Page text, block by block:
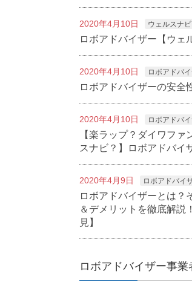
2020年4月10日 ウェルスナビ
ロボアドバイザー【ウェ
2020年4月10日 ロボアドバ
ロボアドバイザーの安全
2020年4月10日 ロボアドバ
【楽ラップ？ダイワファ
スナビ？】ロボアドバイ
2020年4月9日 ロボアドバイ
ロボアドバイザーとは？
＆デメリットを徹底解説
見】
ロボアドバイザー事